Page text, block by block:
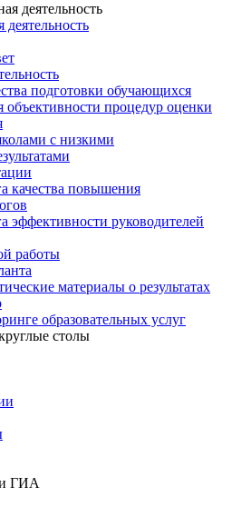
деятельность
подготовки обучающихся
объективности процедур оценки
с низкими
качества повышения
эффективности руководителей
работы
материалы о результатах
образовательных услуг
столы
ГИА